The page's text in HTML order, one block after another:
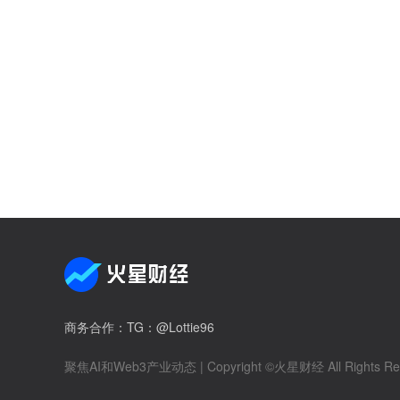
商务合作 ：TG：@Lottie96
聚焦AI和Web3产业动态 | Copyright ©火星财经 All Rights